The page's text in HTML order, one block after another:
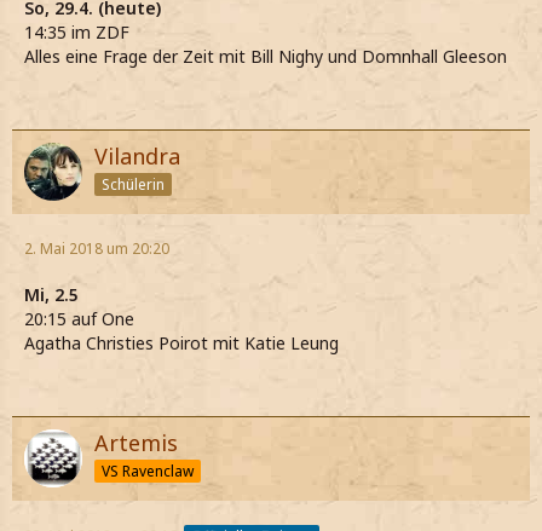
So, 29.4. (heute)
14:35 im ZDF
Alles eine Frage der Zeit mit Bill Nighy und Domnhall Gleeson
Vilandra
Schülerin
2. Mai 2018 um 20:20
Mi, 2.5
20:15 auf One
Agatha Christies Poirot mit Katie Leung
Artemis
VS Ravenclaw